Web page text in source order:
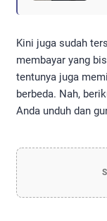
Kini juga sudah
membayar yang
tentunya juga
berbeda. Nah,
Anda unduh dan